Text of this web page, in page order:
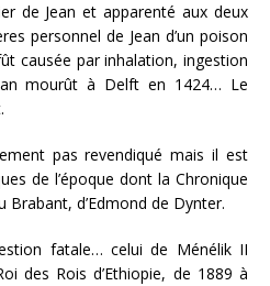
de Jean et apparenté aux deux
personnel de Jean d’un poison
causée par inhalation, ingestion
mourût à Delft en 1424… Le
pas revendiqué mais il est
de l’époque dont la Chronique
d’Edmond de Dynter.
fatale… celui de Ménélik II
des Rois d’Ethiopie, de 1889 à